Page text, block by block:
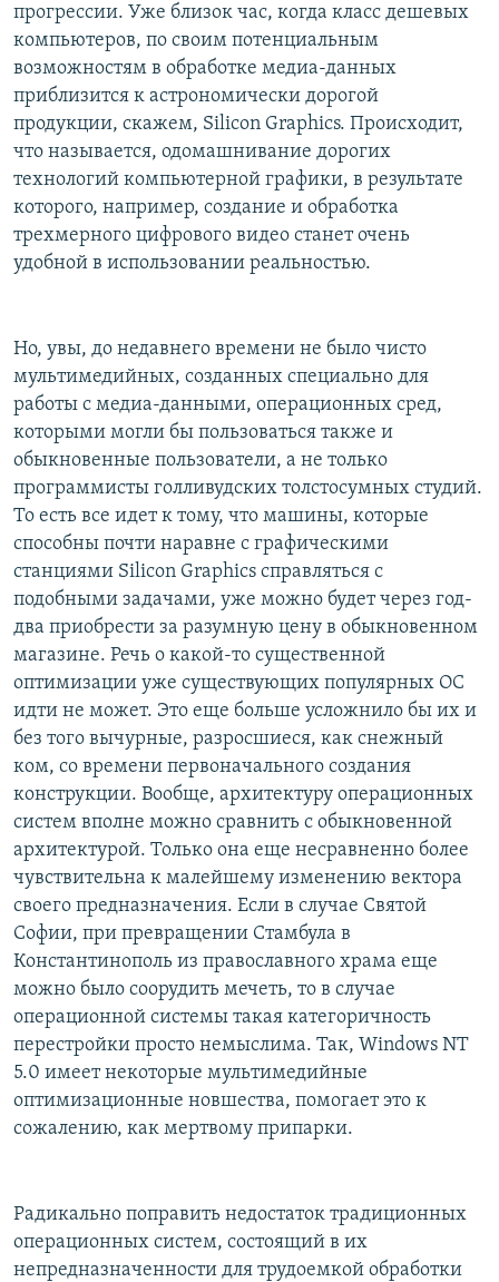
прогрессии. Уже близок час, когда класс дешевых
компьютеров, по своим потенциальным
возможностям в обработке медиа-данных
приблизится к астрономически дорогой
продукции, скажем, Silicon Graphics. Происходит,
что называется, одомашнивание дорогих
технологий компьютерной графики, в результате
которого, например, создание и обработка
трехмерного цифрового видео станет очень
удобной в использовании реальностью.
Но, увы, до недавнего времени не было чисто
мультимедийных, созданных специально для
работы с медиа-данными, операционных сред,
которыми могли бы пользоваться также и
обыкновенные пользователи, а не только
программисты голливудских толстосумных студий.
То есть все идет к тому, что машины, которые
способны почти наравне с графическими
станциями Silicon Graphics справляться с
подобными задачами, уже можно будет через год-
два приобрести за разумную цену в обыкновенном
магазине. Речь о какой-то существенной
оптимизации уже существующих популярных ОС
идти не может. Это еще больше усложнило бы их и
без того вычурные, разросшиеся, как снежный
ком, со времени первоначального создания
конструкции. Вообще, архитектуру операционных
систем вполне можно сравнить с обыкновенной
архитектурой. Только она еще несравненно более
чувствительна к малейшему изменению вектора
своего предназначения. Если в случае Святой
Софии, при превращении Стамбула в
Константинополь из православного храма еще
можно было соорудить мечеть, то в случае
операционной системы такая категоричность
перестройки просто немыслима. Так, Windows NT
5.0 имеет некоторые мультимедийные
оптимизационные новшества, помогает это к
сожалению, как мертвому припарки.
Радикально поправить недостаток традиционных
операционных систем, состоящий в их
непредназначенности для трудоемкой обработки